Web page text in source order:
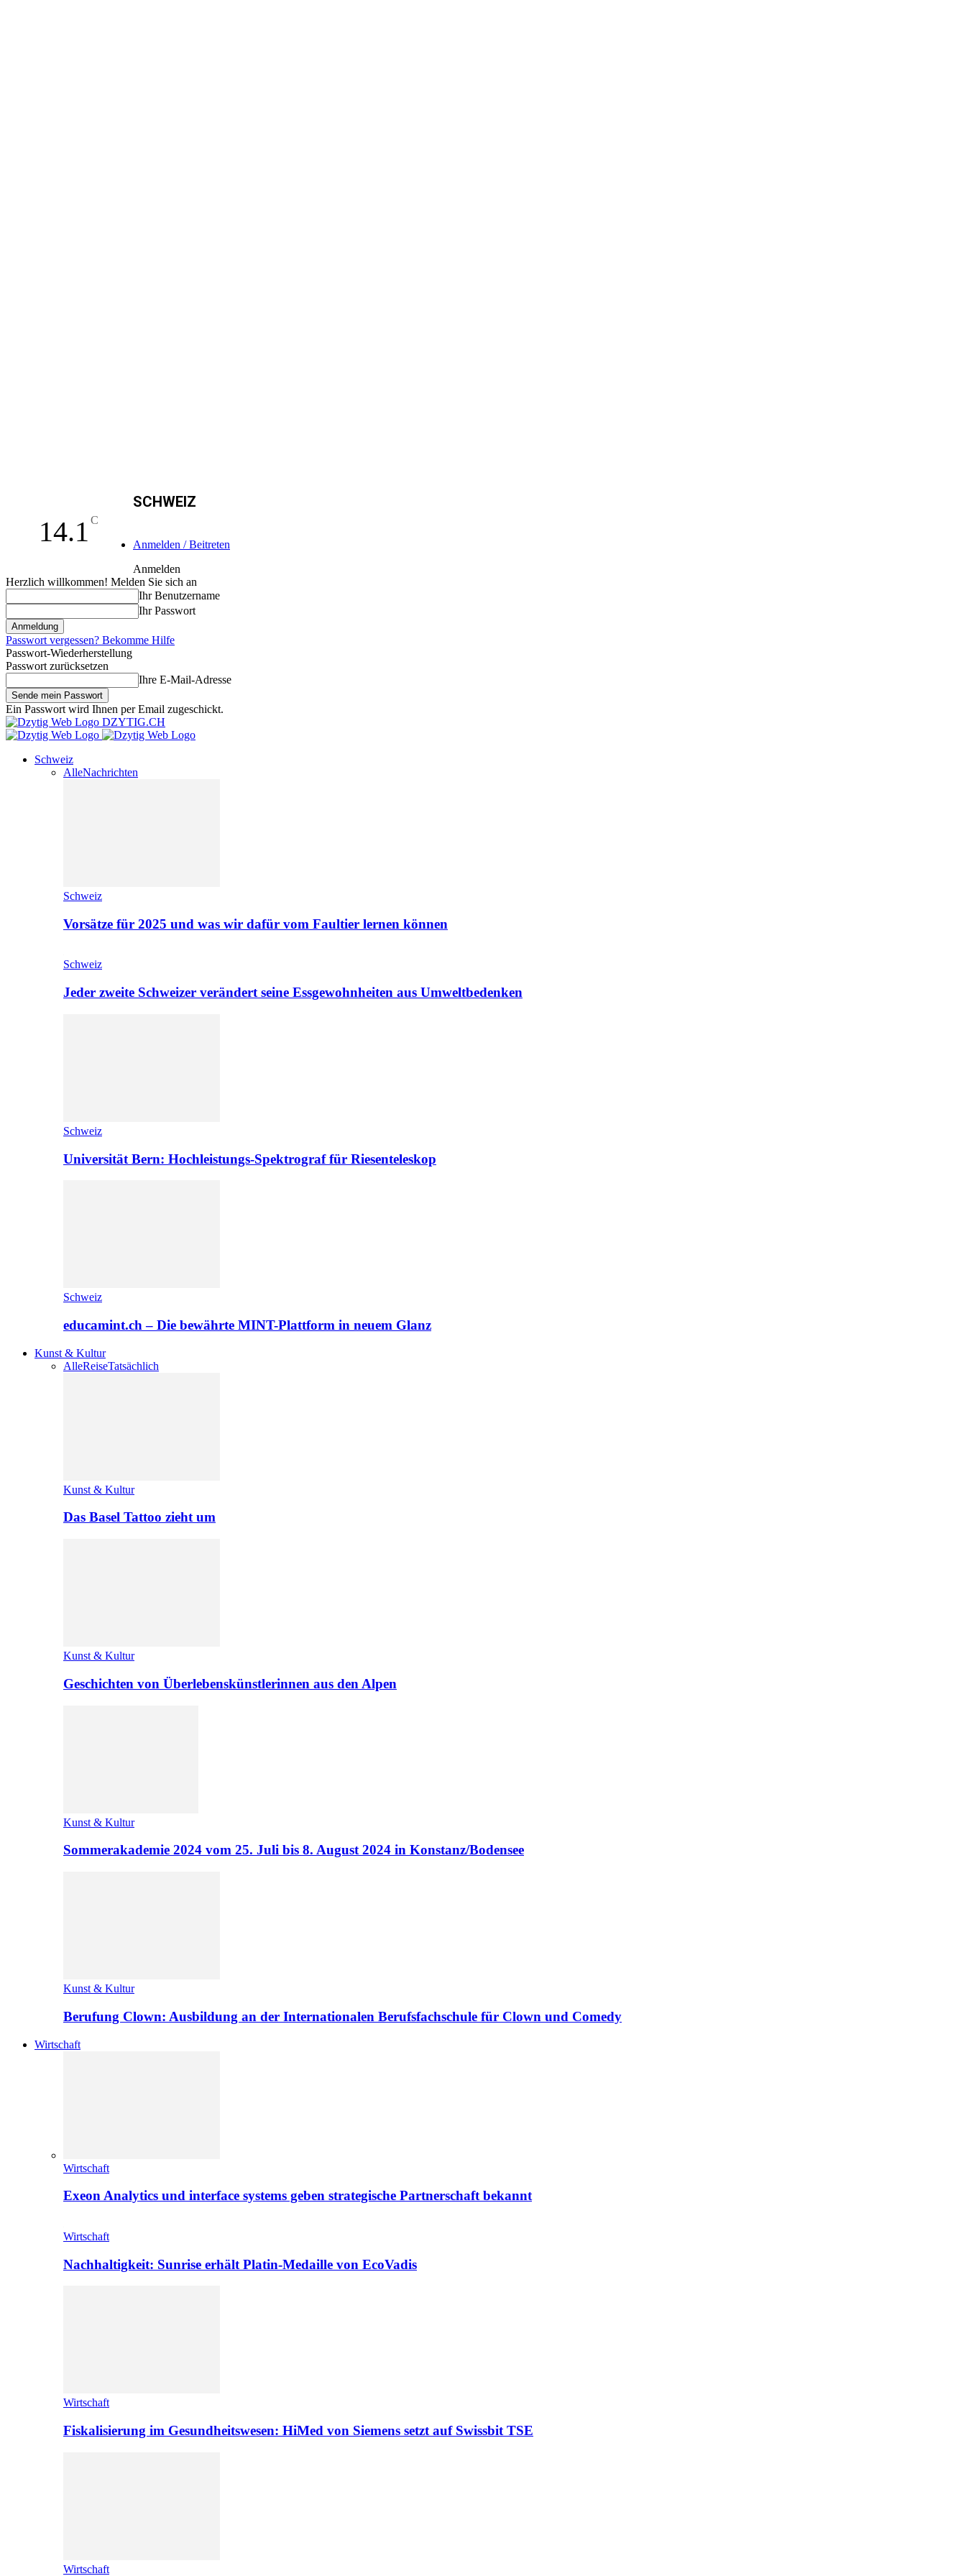
14.1 C
SCHWEIZ
Anmelden / Beitreten
Anmelden
Herzlich willkommen! Melden Sie sich an
Ihr Benutzername
Ihr Passwort
Passwort vergessen? Bekomme Hilfe
Passwort-Wiederherstellung
Passwort zurücksetzen
Ihre E-Mail-Adresse
Ein Passwort wird Ihnen per Email zugeschickt.
DZYTIG.CH
Schweiz
AlleNachrichten
Schweiz
Vorsätze für 2025 und was wir dafür vom Faultier lernen können
Schweiz
Jeder zweite Schweizer verändert seine Essgewohnheiten aus Umweltbedenken
Schweiz
Universität Bern: Hochleistungs-Spektrograf für Riesenteleskop
Schweiz
educamint.ch – Die bewährte MINT-Plattform in neuem Glanz
Kunst & Kultur
AlleReiseTatsächlich
Kunst & Kultur
Das Basel Tattoo zieht um
Kunst & Kultur
Geschichten von Überlebenskünstlerinnen aus den Alpen
Kunst & Kultur
Sommerakademie 2024 vom 25. Juli bis 8. August 2024 in Konstanz/Bodensee
Kunst & Kultur
Berufung Clown: Ausbildung an der Internationalen Berufsfachschule für Clown und Comedy
Wirtschaft
Wirtschaft
Exeon Analytics und interface systems geben strategische Partnerschaft bekannt
Wirtschaft
Nachhaltigkeit: Sunrise erhält Platin-Medaille von EcoVadis
Wirtschaft
Fiskalisierung im Gesundheitswesen: HiMed von Siemens setzt auf Swissbit TSE
Wirtschaft